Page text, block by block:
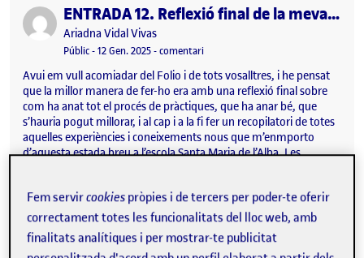
Publicat per ENTRADA 12. Reflexió final de la meva estada al centre
Publicat per
Ariadna Vidal Vivas
Visibilitat:
Públic-Data de publicació
12 Gen. 202512 gener, 2025 7:20 pm
-comentariel ENTRADA 12. Reflexió final de la
Avui em vull acomiadar del Folio i de tots vosalltres, i he pensat
que la millor manera de fer-ho era amb una reflexió final sobre
com ha anat tot el procés de pràctiques, que ha anar bé, que
s’hauria pogut millorar, i al cap i a la fi fer un recopilatori de totes
aquelles experiències i coneixements nous que m’enmporto
d’aquesta estada breu a l’escola Santa Maria de l’Alba. Les
Publicat perENTRADA 11. Avaluació final 8/1/2025
Fem servircookies pròpies i de tercers per poder-te oferir
correctament totes les funcionalitats del lloc web, amb
finalitats analítiques i per mostrar-te publicitat